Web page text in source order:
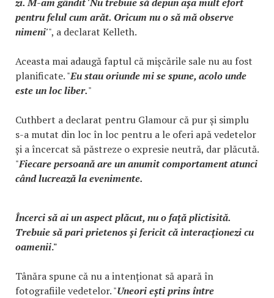
pentru felul cum arăt. Oricum nu o să mă observe
nimeni'", a declarat Kelleth.
Aceasta mai adaugă faptul că mișcările sale nu au fost
planificate. "Eu stau oriunde mi se spune, acolo unde
este un loc liber."
Cuthbert a declarat pentru Glamour că pur și simplu
s-a mutat din loc în loc pentru a le oferi apă vedetelor
și a încercat să păstreze o expresie neutră, dar plăcută.
"Fiecare persoană are un anumit comportament atunci
când lucrează la evenimente.
Încerci să ai un aspect plăcut, nu o față plictisită.
Trebuie să pari prietenos și fericit că interacționezi cu
oamenii."
Tânăra spune că nu a intenționat să apară în
fotografiile vedetelor. "Uneori ești prins între